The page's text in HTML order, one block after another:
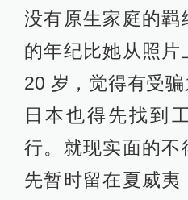
没有原生家庭的羁
的年纪比她从照片
20 岁，觉得有受
日本也得先找到
行。就现实面的
先暂时留在夏威